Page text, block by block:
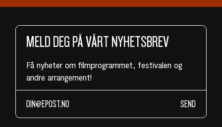
MELD DEG PÅ VÅRT NYHETSBREV
Få nyheter om filmprogrammet, festivalen og
andre arrangement!
SEND